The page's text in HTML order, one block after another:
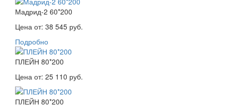
Мадрид-2 60*200
Цена от: 38 545 руб.
Подробно
ПЛЕЙН 80*200
Цена от: 25 110 руб.
ПЛЕЙН 80*200